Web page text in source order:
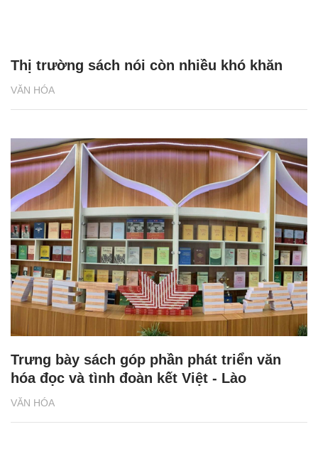
VĂN HÓA
Thị trường sách nói còn nhiều khó khăn
VĂN HÓA
Trưng bày sách góp phần phát triển văn
hóa đọc và tình đoàn kết Việt - Lào